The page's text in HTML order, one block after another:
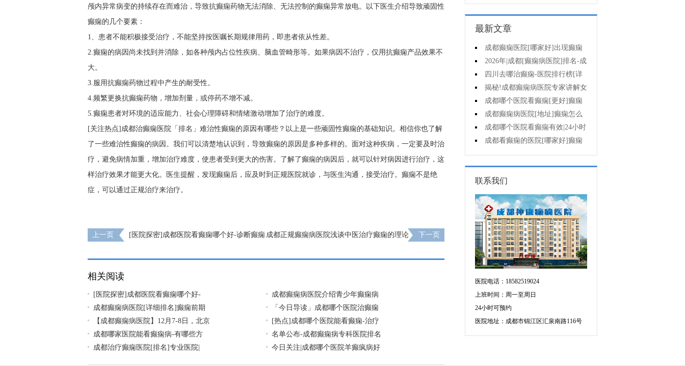
颅内异常病变的持续存在而难治，导致抗癫痫药物无法消除、无法控制的癫痫异常放电。以下医生介绍导致顽固性
癫痫的几个要素：
1、患者不能积极接受治疗，不能坚持按医嘱长期规律用药，即患者依从性差。
2.癫痫的病因尚未找到并消除，如各种颅内占位性疾病、脑血管畸形等。如果病因不治疗，仅用抗癫痫产品效果不
大。
3.服用抗癫痫药物过程中产生的耐受性。
4.频繁更换抗癫痫药物，增加剂量，或停药不增不减。
5.癫痫患者对环境的适应能力、社会心理障碍和情绪激动增加了治疗的难度。
[关注热点]成都治癫痫医院「排名」难治性癫痫的原因有哪些？以上是一些顽固性癫痫的基础知识。相信你也了解
了一些难治性癫痫的病因。我们可以清楚地认识到，导致癫痫的原因是多种多样的。面对这种疾病，一定要及时治
疗，避免病情加重，增加治疗难度，使患者受到更大的伤害。了解了癫痫的病因后，就可以针对病因进行治疗，这
样治疗效果才能更大化。医生提醒，发现癫痫后，应及时到正规医院就诊，与医生沟通，接受治疗。癫痫不是绝
症，可以通过正规治疗来治疗。
上一页
[医院探密]成都医院看癫痫哪个好-诊断癫痫 成都正规癫痫病医院浅谈中医治疗癫痫的理论 下一页
相关阅读
[医院探密]成都医院看癫痫哪个好-
成都癫痫病医院介绍青少年癫痫病
成都癫痫病医院[详细排名]癫痫前期
「今日导读」成都哪个医院治癫痫
【成都癫痫病医院】12月7-8日，北京
[热点]成都哪个医院能看癫痫-治疗
成都哪家医院能看癫痫病-有哪些方
名单公布-成都癫痫病专科医院排名
成都治疗癫痫医院[排名]专业医院|
今日关注|成都哪个医院羊癫疯病好
最新文章
成都癫痫医院[哪家好]出现癫痫
早期症状怎么办?
2026年|成都[癫痫病医院]排名-成
都去哪治儿童癫痫病好?
四川去哪治癫痫-医院排行榜[详
细排名]癫痫发作时该怎么办?
揭秘!成都癫痫病医院专家讲解女
性癫痫病能生育吗?
成都哪个医院看癫痫[更好]癫痫
怎么用药治疗?
成都癫痫病医院[地址]癫痫怎么
样才是有效治疗?
成都哪个医院看癫痫有效|24小时
动态脑电图多少钱?
成都看癫痫的医院[哪家好]癫痫
病人要注意哪些饮食问题?
联系我们
医院电话：18582519024
上班时间：周一至周日
24小时可预约
医院地址：成都市锦江区汇泉南路116号